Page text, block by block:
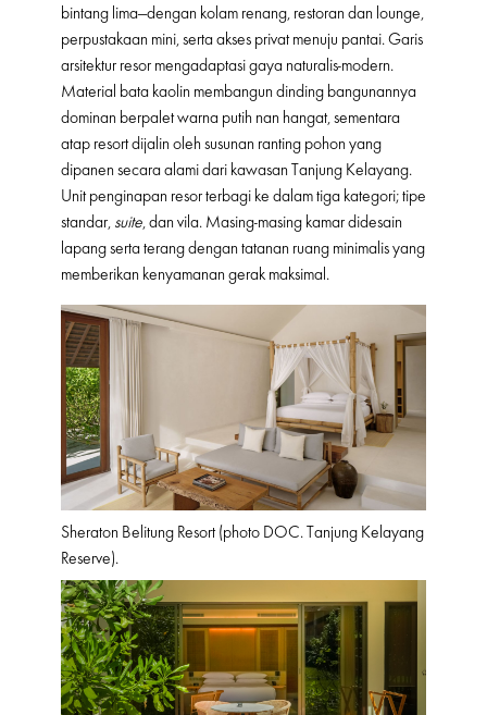
bintang lima—dengan kolam renang, restoran dan lounge,
perpustakaan mini, serta akses privat menuju pantai. Garis
arsitektur resor mengadaptasi gaya naturalis-modern.
Material bata kaolin membangun dinding bangunannya
dominan berpalet warna putih nan hangat, sementara
atap resort dijalin oleh susunan ranting pohon yang
dipanen secara alami dari kawasan Tanjung Kelayang.
Unit penginapan resor terbagi ke dalam tiga kategori; tipe
standar, suite, dan vila. Masing-masing kamar didesain
lapang serta terang dengan tatanan ruang minimalis yang
memberikan kenyamanan gerak maksimal.
Sheraton Belitung Resort (photo DOC. Tanjung Kelayang
Reserve).